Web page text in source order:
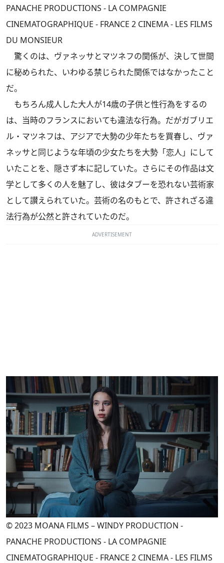
PANACHE PRODUCTIONS - LA COMPAGNIE
CINEMATOGRAPHIQUE - FRANCE 2 CINEMA - LES FILMS
DU MONSIEUR
驚くのは、ヴァネッサとマツネフの関係が、決して世間
に秘められた、いわゆる禁じられた関係ではなかったこと
だ。
もちろん成人した大人が14歳の子供と性行為をするの
は、当時のフランスにおいても違法な行為。だがガブリエ
ル・マツネフは、アジアで大勢の少年たちを買春し、ヴァ
ネッサと同じような年頃の少女たちを大勢「恋人」にして
いたことを、隠さず本に記していた。さらにその作品は文
学として多くの人を魅了し、彼はタブーを恐れない芸術家
として讃えられていた。芸術の名のもとで、許されざる違
法行為が公然と許されていたのだ。
ADVERTISEMENT
© 2023 MOANA FILMS – WINDY PRODUCTION -
PANACHE PRODUCTIONS - LA COMPAGNIE
CINEMATOGRAPHIQUE - FRANCE 2 CINEMA - LES FILMS